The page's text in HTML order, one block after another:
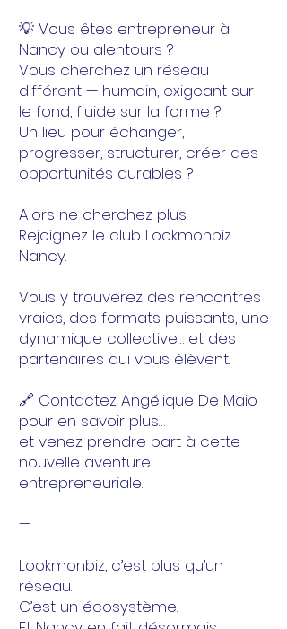
💡 Vous êtes entrepreneur à
Nancy ou alentours ?
Vous cherchez un réseau
différent — humain, exigeant sur
le fond, fluide sur la forme ?
Un lieu pour échanger,
progresser, structurer, créer des
opportunités durables ?
Alors ne cherchez plus.
Rejoignez le club Lookmonbiz
Nancy.
Vous y trouverez des rencontres
vraies, des formats puissants, une
dynamique collective… et des
partenaires qui vous élèvent.
🔗 Contactez Angélique De Maio
pour en savoir plus…
et venez prendre part à cette
nouvelle aventure
entrepreneuriale.
—
Lookmonbiz, c’est plus qu’un
réseau.
C’est un écosystème.